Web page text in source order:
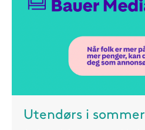
Utendørs i sommer